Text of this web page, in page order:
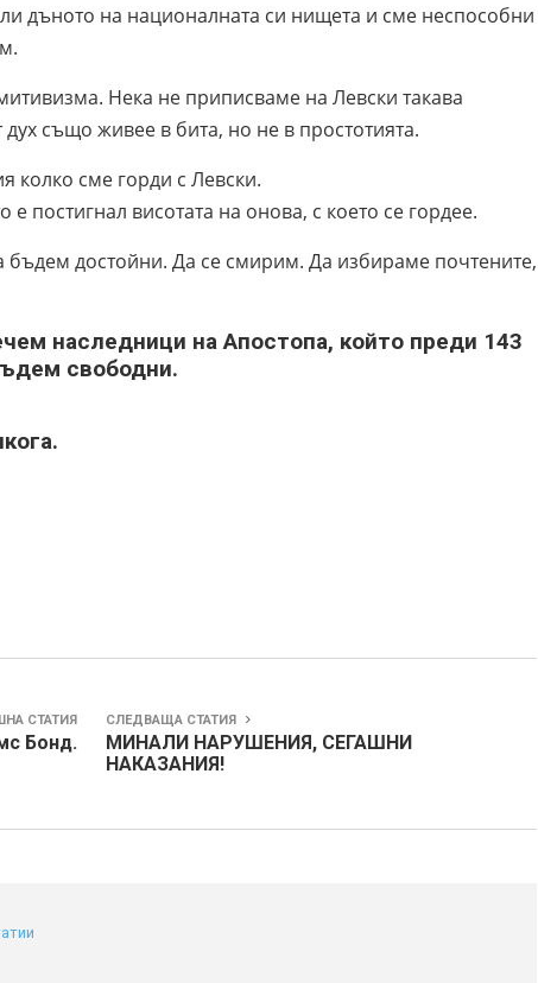
дъното на националната си нищета и сме неспособни
Нека не приписваме на Левски такава
също живее в бита, но не в простотията.
колко сме горди с Левски.
постигнал висотата на онова, с което се гордее.
бъдем достойни. Да се смирим. Да избираме почтените,
наследници на Апостопа, който преди 143
свободни.
СТАТИЯ
Бонд.
СЛЕДВАЩА СТАТИЯ
МИНАЛИ НАРУШЕНИЯ, СЕГАШНИ
НАКАЗАНИЯ!